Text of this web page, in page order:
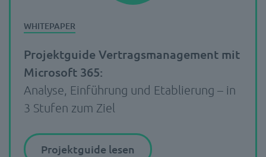
Projektguide Vertragsmanagement mit
Microsoft 365:
Analyse, Einführung und Etablierung – in
3 Stufen zum Ziel
Projektguide lesen